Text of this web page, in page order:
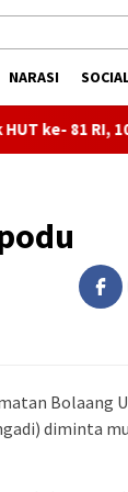
NARASI
% Rasio
Bolaang
diminta